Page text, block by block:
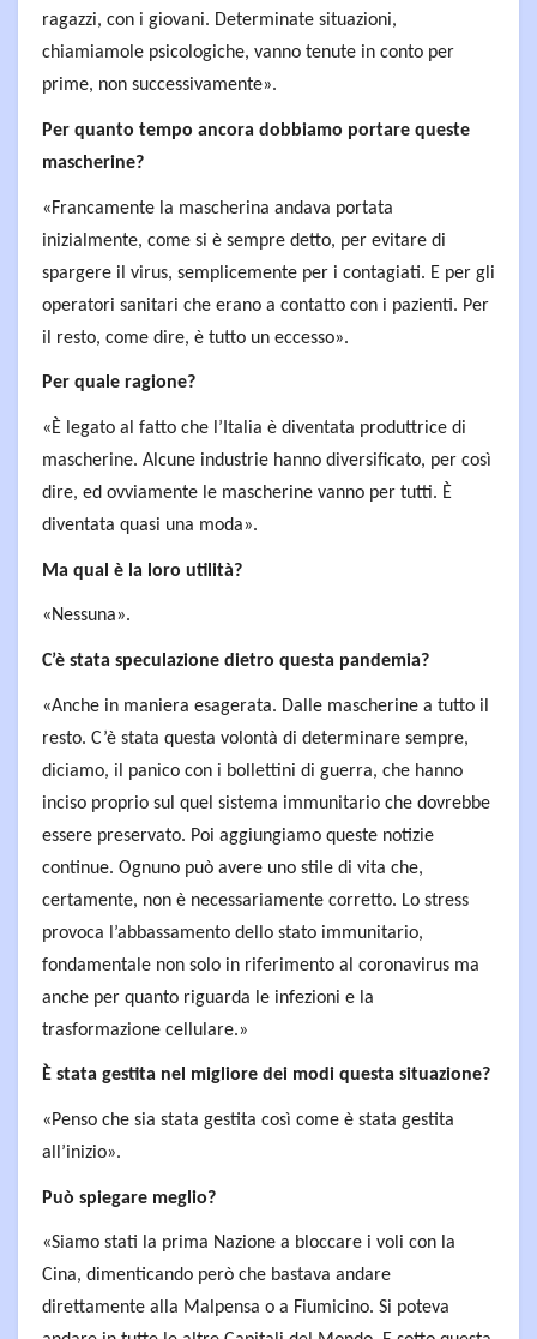
ragazzi, con i giovani. Determinate situazioni,
chiamiamole psicologiche, vanno tenute in conto per
prime, non successivamente».
Per quanto tempo ancora dobbiamo portare queste
mascherine?
«Francamente la mascherina andava portata
inizialmente, come si è sempre detto, per evitare di
spargere il virus, semplicemente per i contagiati. E per gli
operatori sanitari che erano a contatto con i pazienti. Per
il resto, come dire, è tutto un eccesso».
Per quale ragione?
«È legato al fatto che l’Italia è diventata produttrice di
mascherine. Alcune industrie hanno diversificato, per così
dire, ed ovviamente le mascherine vanno per tutti. È
diventata quasi una moda».
Ma qual è la loro utilità?
«Nessuna».
C’è stata speculazione dietro questa pandemia?
«Anche in maniera esagerata. Dalle mascherine a tutto il
resto. C’è stata questa volontà di determinare sempre,
diciamo, il panico con i bollettini di guerra, che hanno
inciso proprio sul quel sistema immunitario che dovrebbe
essere preservato. Poi aggiungiamo queste notizie
continue. Ognuno può avere uno stile di vita che,
certamente, non è necessariamente corretto. Lo stress
provoca l’abbassamento dello stato immunitario,
fondamentale non solo in riferimento al coronavirus ma
anche per quanto riguarda le infezioni e la
trasformazione cellulare.»
È stata gestita nel migliore dei modi questa situazione?
«Penso che sia stata gestita così come è stata gestita
all’inizio».
Può spiegare meglio?
«Siamo stati la prima Nazione a bloccare i voli con la
Cina, dimenticando però che bastava andare
direttamente alla Malpensa o a Fiumicino. Si poteva